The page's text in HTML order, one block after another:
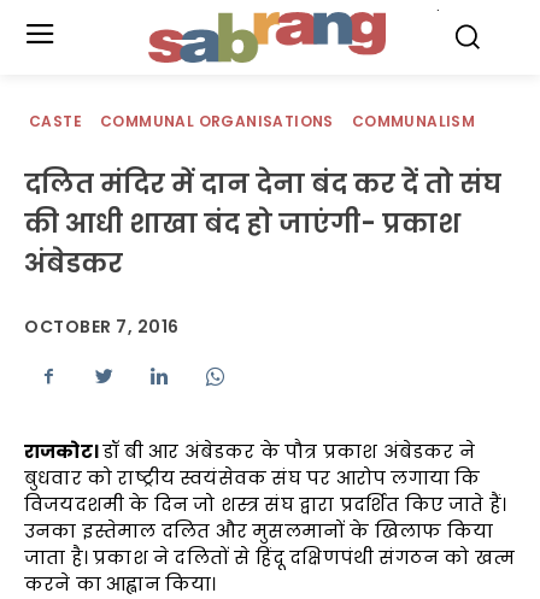
CASTE COMMUNAL ORGANISATIONS COMMUNALISM
दलित मंदिर में दान देना बंद कर दें तो संघ
की आधी शाखा बंद हो जाएंगी- प्रकाश
अंबेडकर
OCTOBER 7, 2016
राजकोट।डॉ बी आर अंबेडकर के पौत्र प्रकाश अंबेडकर ने
बुधवार को राष्ट्रीय स्वयंसेवक संघ पर आरोप लगाया कि
विजयदशमी के दिन जो शस्त्र संघ द्वारा प्रदर्शित किए जाते हैं।
उनका इस्तेमाल दलित और मुसलमानों के खिलाफ किया
जाता है। प्रकाश ने दलितों से हिंदू दक्षिणपंथी संगठन को खत्म
करने का आह्वान किया।